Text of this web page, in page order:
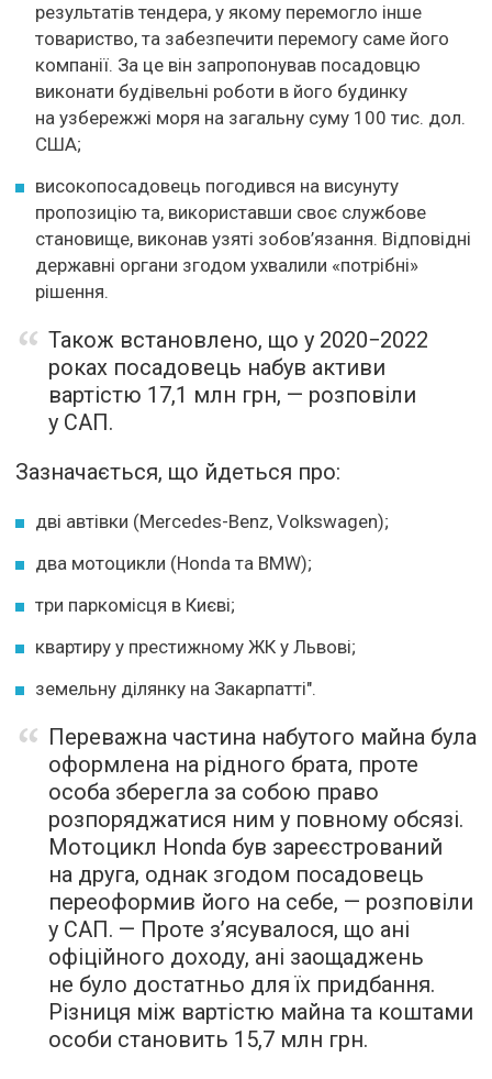
результатів тендера, у якому перемогло інше
товариство, та забезпечити перемогу саме його
компанії. За це він запропонував посадовцю
виконати будівельні роботи в його будинку
на узбережжі моря на загальну суму 100 тис. дол.
США;
високопосадовець погодився на висунуту
пропозицію та, використавши своє службове
становище, виконав узяті зобов’язання. Відповідні
державні органи згодом ухвалили «потрібні»
рішення.
Також встановлено, що у 2020−2022
роках посадовець набув активи
вартістю 17,1 млн грн, — розповіли
у САП.
Зазначається, що йдеться про:
дві автівки (Mercedes-Benz, Volkswagen);
два мотоцикли (Honda та BMW);
три паркомісця в Києві;
квартиру у престижному ЖК у Львові;
земельну ділянку на Закарпатті".
Переважна частина набутого майна була
оформлена на рідного брата, проте
особа зберегла за собою право
розпоряджатися ним у повному обсязі.
Мотоцикл Honda був зареєстрований
на друга, однак згодом посадовець
переоформив його на себе, — розповіли
у САП. — Проте з’ясувалося, що ані
офіційного доходу, ані заощаджень
не було достатньо для їх придбання.
Різниця між вартістю майна та коштами
особи становить 15,7 млн грн.